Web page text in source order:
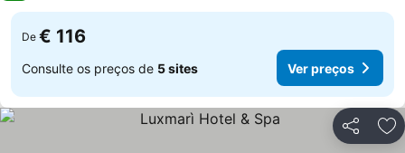
De € 116
Consulte os preços de 5 sites Ver preços
Partilhar